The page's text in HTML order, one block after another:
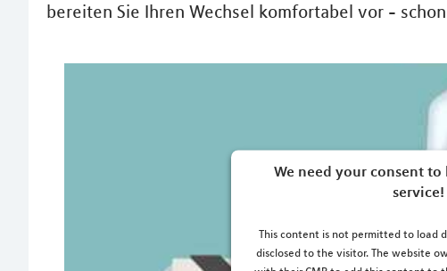
bereiten Sie Ihren Wechsel komfortabel vor -
We need your consent
service!
This content is not permitted to load
disclosed to the visitor. The website